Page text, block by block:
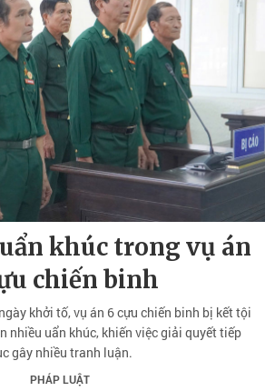
khúc trong vụ án
chiến binh
khởi tố, vụ án 6 cựu chiến binh bị kết tội
nhiều uẩn khúc, khiến việc giải quyết tiếp
gây nhiều tranh luận.
PHÁP LUẬT